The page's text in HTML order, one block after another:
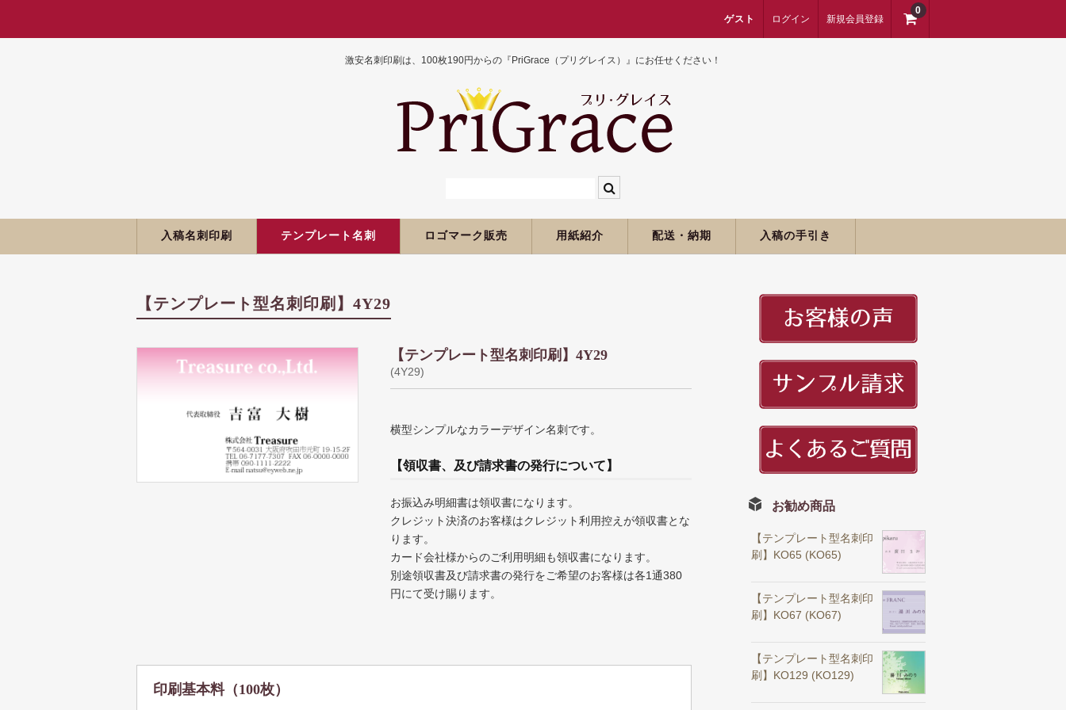
激安名刺印刷は、100枚190円からの『PriGrace（プリグレイス）』にお任せください！
ゲスト ログイン 新規会員登録
0
入稿名刺印刷 テンプレート名刺 ロゴマーク販売 用紙紹介 配送・納期 入稿の手引き
【テンプレート型名刺印刷】4Y29
【テンプレート型名刺印刷】4Y29
(4Y29)
横型シンプルなカラーデザイン名刺です。
【領収書、及び請求書の発行について】
お振込み明細書は領収書になります。
クレジット決済のお客様はクレジット利用控えが領収書とな
ります。
カード会社様からのご利用明細も領収書になります。
別途領収書及び請求書の発行をご希望のお客様は各1通380
円にて受け賜ります。
印刷基本料（100枚）
お勧め商品
【テンプレート型名刺印
刷】KO65 (KO65)
【テンプレート型名刺印
刷】KO67 (KO67)
【テンプレート型名刺印
刷】KO129 (KO129)